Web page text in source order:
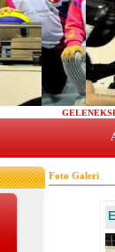
Foto Galeri